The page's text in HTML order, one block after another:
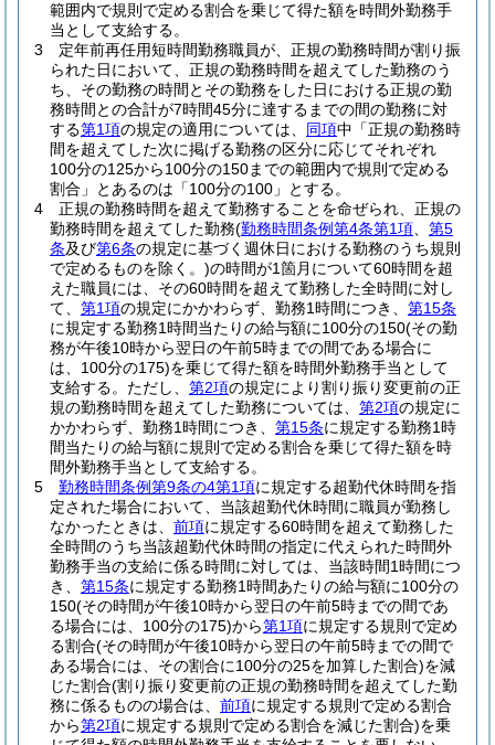
範囲内で規則で定める割合を乗じて得た額を時間外勤務手
当として支給する。
3
定年前再任用短時間勤務職員が、正規の勤務時間が割り振
られた日において、正規の勤務時間を超えてした勤務のう
ち、その勤務の時間とその勤務をした日における正規の勤
務時間との合計が7時間45分に達するまでの間の勤務に対
する第1項の規定の適用については、 同項中「正規の勤務時
間を超えてした次に掲げる勤務の区分に応じてそれぞれ
100分の125から100分の150までの範囲内で規則で定める
割合」とあるのは「100分の100」とする。
4
正規の勤務時間を超えて勤務することを命ぜられ、正規の
勤務時間を超えてした勤務(勤務時間条例第4条第1項
第5
条及び第6条の規定に基づく週休日における勤務のうち規則
で定めるものを除く。)の時間が1箇月について60時間を超
えた職員には、その60時間を超えて勤務した全時間に対し
て、 第1項の規定にかかわらず、勤務1時間につき、 第15条
に規定する勤務1時間当たりの給与額に100分の150(その勤
務が午後10時から翌日の午前5時までの間である場合に
は、100分の175)を乗じて得た額を時間外勤務手当として
支給する。 ただし、 第2項の規定により割り振り変更前の正
規の勤務時間を超えてした勤務については、 第2項の規定に
かかわらず、勤務1時間につき、 第15条に規定する勤務1時
間当たりの給与額に規則で定める割合を乗じて得た額を時
間外勤務手当として支給する。
5
勤務時間条例第9条の4第1項に規定する超勤代休時間を指
定された場合において、当該超勤代休時間に職員が勤務し
なかったときは、 前項に規定する60時間を超えて勤務した
全時間のうち当該超勤代休時間の指定に代えられた時間外
勤務手当の支給に係る時間に対しては、当該時間1時間につ
き、 第15条に規定する勤務1時間あたりの給与額に100分の
150(その時間が午後10時から翌日の午前5時までの間であ
る場合には、100分の175)から第1項に規定する規則で定め
る割合(その時間が午後10時から翌日の午前5時までの間で
ある場合には、その割合に100分の25を加算した割合)を減
じた割合(割り振り変更前の正規の勤務時間を超えてした勤
務に係るものの場合は、 前項に規定する規則で定める割合
から第2項に規定する規則で定める割合を減じた割合)を乗